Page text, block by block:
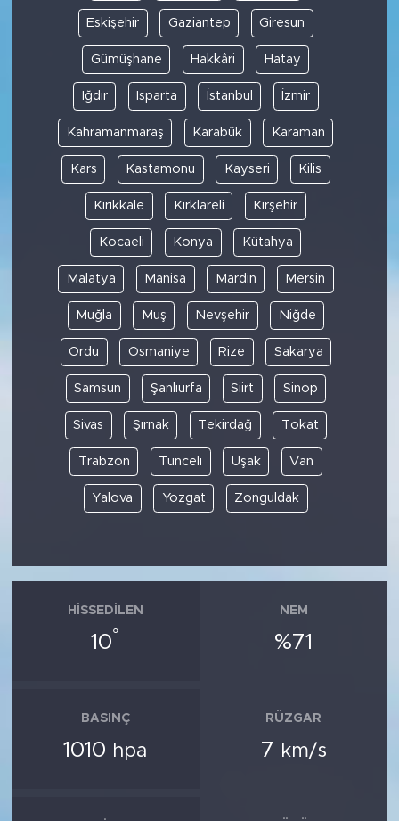
Eskişehir Gaziantep Giresun
Gümüşhane Hakkâri Hatay
Iğdır Isparta İstanbul İzmir
Kahramanmaraş Karabük Karaman
Kars Kastamonu Kayseri Kilis
Kırıkkale Kırklareli Kırşehir
Kocaeli Konya Kütahya
Malatya Manisa Mardin Mersin
Muğla Muş Nevşehir Niğde
Ordu Osmaniye Rize Sakarya
Samsun Şanlıurfa Siirt Sinop
Sivas Şırnak Tekirdağ Tokat
Trabzon Tunceli Uşak Van
Yalova Yozgat Zonguldak
HISSEDILEN
10°
NEM
%71
BASINÇ
1010 hpa
RÜZGAR
7 km/s